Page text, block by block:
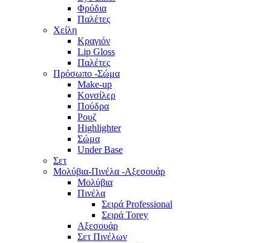
Φρύδια
Παλέτες
Χείλη
Κραγιόν
Lip Gloss
Παλέτες
Πρόσωπο -Σώμα
Make-up
Κονσίλερ
Πούδρα
Ρουζ
Highlighter
Σώμα
Under Base
Σετ
Μολύβια-Πινέλα -Αξεσουάρ
Μολύβια
Πινέλα
Σειρά Professional
Σειρά Torey
Αξεσουάρ
Σετ Πινέλων